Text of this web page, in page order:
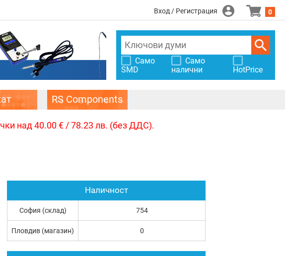
Вход / Регистрация 0
Само
SMD
Само
налични
HotPrice
RS Components
над 40.00 € / 78.23 лв. (без ДДС).
Наличност
София (склад) 754
Пловдив (магазин) 0